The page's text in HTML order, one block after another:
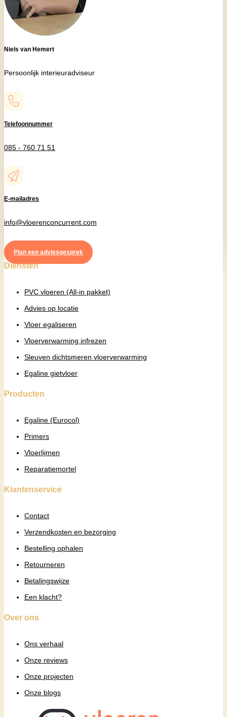
Niels van Hemert
Persoonlijk interieuradviseur
Telefoonnummer
085 - 760 71 51
E-mailadres
info@vloerenconcurrent.com
Plan een adviesgesprek
Diensten
PVC vloeren (All-in pakket)
Advies op locatie
Vloer egaliseren
Vloerverwarming infrezen
Sleuven dichtsmeren vloerverwarming
Egaline gietvloer
Producten
Egaline (Eurocol)
Primers
Vloerlijmen
Reparatiemortel
Klantenservice
Contact
Verzendkosten en bezorging
Bestelling ophalen
Retourneren
Betalingswijze
Een klacht?
Over ons
Ons verhaal
Onze reviews
Onze projecten
Onze blogs